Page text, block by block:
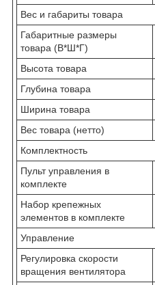
Вес и габариты товара
Габаритные размеры
товара (В*Ш*Г)
Высота товара
Глубина товара
Ширина товара
Вес товара (нетто)
Комплектность
Пульт управления в
комплекте
Набор крепежных
элементов в комплекте
Управление
Регулировка скорости
вращения вентилятора